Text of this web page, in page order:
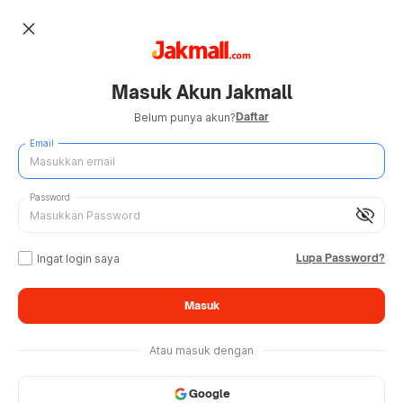
close
Masuk Akun Jakmall
Belum punya akun?Daftar
Email
visibility_off
Password
Ingat login saya Lupa Password?
Masuk
Atau masuk dengan
Google